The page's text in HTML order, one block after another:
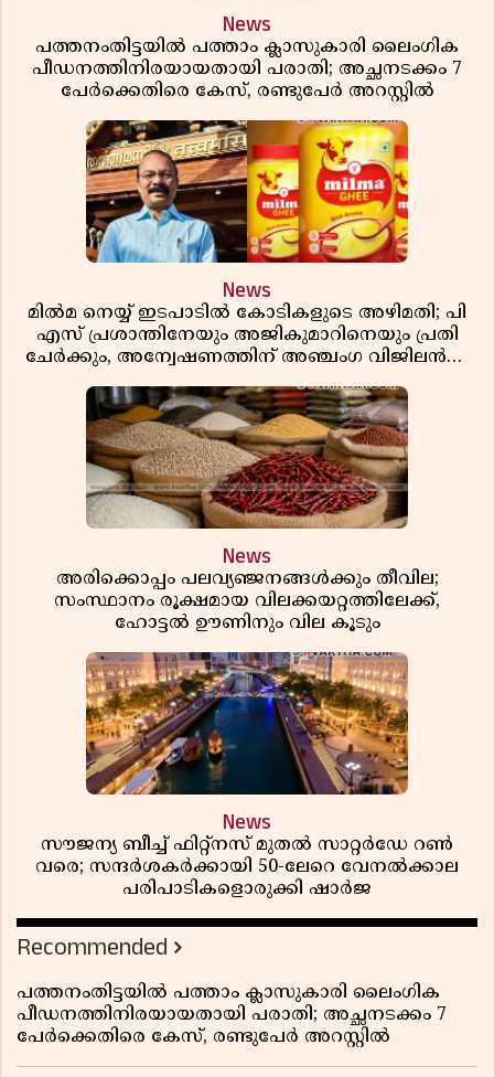
News
പത്തനംതിട്ടയിൽ പത്താം ക്ലാസുകാരി ലൈംഗിക
പീഡനത്തിനിരയായതായി പരാതി; അച്ഛനടക്കം 7
പേർക്കെതിരെ കേസ്, രണ്ടുപേർ അറസ്റ്റിൽ
News
മിൽമ നെയ്യ് ഇടപാടിൽ കോടികളുടെ അഴിമതി; പി
എസ് പ്രശാന്തിനേയും അജികുമാറിനെയും പ്രതി
ചേർക്കും, അന്വേഷണത്തിന് അഞ്ചംഗ വിജിലൻസ്
News
അരിക്കൊപ്പം പലവ്യഞ്ജനങ്ങൾക്കും തീവില;
സംസ്ഥാനം രൂക്ഷമായ വിലക്കയറ്റത്തിലേക്ക്,
ഹോട്ടൽ ഊണിനും വില കൂടും
News
സൗജന്യ ബീച്ച് ഫിറ്റ്നസ് മുതൽ സാറ്റർഡേ റൺ
വരെ; സന്ദർശകർക്കായി 50-ലേറെ വേനൽക്കാല
പരിപാടികളൊരുക്കി ഷാർജ
Recommended
പത്തനംതിട്ടയിൽ പത്താം ക്ലാസുകാരി ലൈംഗിക
പീഡനത്തിനിരയായതായി പരാതി; അച്ഛനടക്കം 7
പേർക്കെതിരെ കേസ്, രണ്ടുപേർ അറസ്റ്റിൽ